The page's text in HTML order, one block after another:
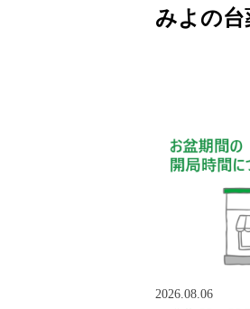
みよの台
2026.08.06